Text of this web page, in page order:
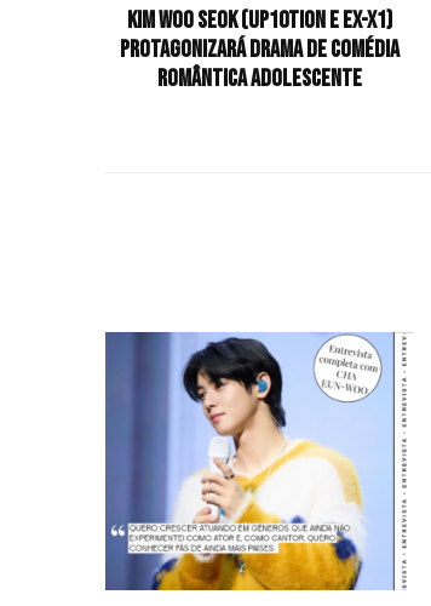
Kim Woo Seok (UP10TION e ex-X1)
protagonizará drama de comédia
romântica adolescente